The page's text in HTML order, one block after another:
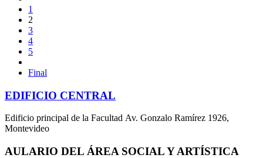
1
2
3
4
5
Final
EDIFICIO CENTRAL
Edificio principal de la Facultad Av. Gonzalo Ramírez 1926,
Montevideo
AULARIO DEL ÁREA SOCIAL Y ARTÍSTICA